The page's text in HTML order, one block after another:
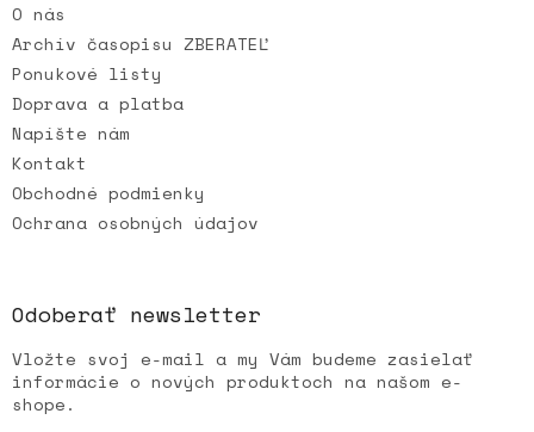
i
e
O nás
Archív časopisu ZBERATEĽ
Ponukové listy
Doprava a platba
Napíšte nám
Kontakt
Obchodné podmienky
Ochrana osobných údajov
Odoberať newsletter
Vložte svoj e-mail a my Vám budeme zasielať
informácie o nových produktoch na našom e-
shope.